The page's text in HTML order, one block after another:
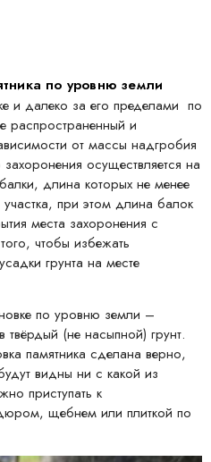
по уровню земли
и далеко за его пределами по
распространенный и
от массы надгробия
осуществляется на
длина которых не менее
при этом длина балок
места захоронения с
чтобы избежать
грунта на месте
по уровню земли –
твёрдый (не насыпной) грунт.
памятника сделана верно,
видны ни с какой из
приступать к
щебнем или плиткой по